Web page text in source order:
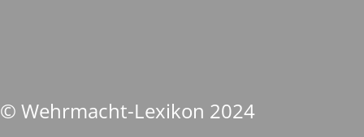
© Wehrmacht-Lexikon 2024